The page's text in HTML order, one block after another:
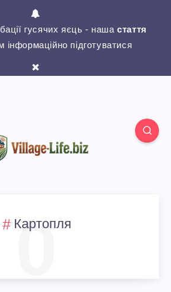
гусячих яєць - нашастаття
підготуватися
Картопля
0